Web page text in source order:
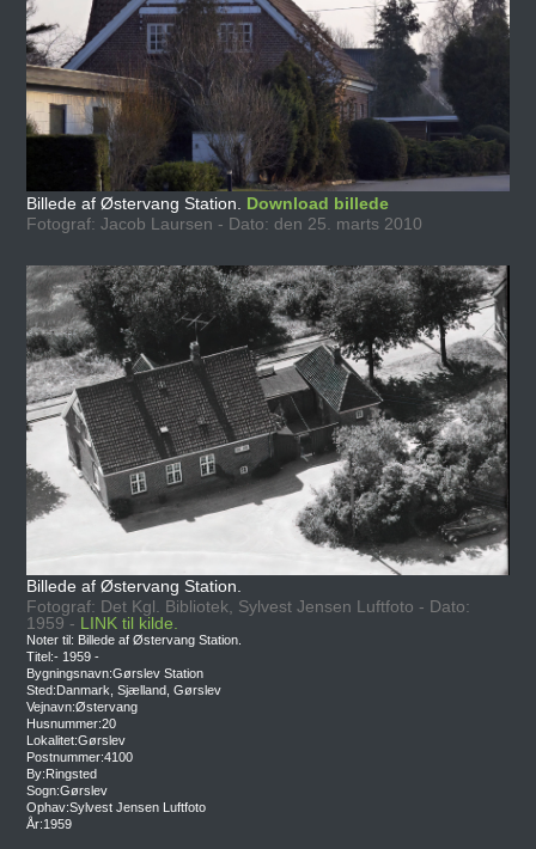
Billede af Østervang Station. Download billede
Fotograf: Jacob Laursen - Dato: den 25. marts 2010
Billede af Østervang Station.
Fotograf: Det Kgl. Bibliotek, Sylvest Jensen Luftfoto - Dato:
1959 - LINK til kilde.
Noter til: Billede af Østervang Station.
Titel:- 1959 -
Bygningsnavn:Gørslev Station
Sted:Danmark, Sjælland, Gørslev
Vejnavn:Østervang
Husnummer:20
Lokalitet:Gørslev
Postnummer:4100
By:Ringsted
Sogn:Gørslev
Ophav:Sylvest Jensen Luftfoto
År:1959